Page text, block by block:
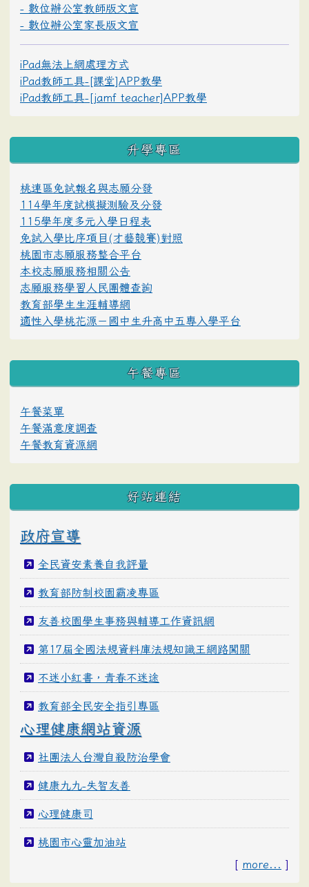
- 數位辦公室教師版文宣
- 數位辦公室家長版文宣
iPad無法上網處理方式
iPad教師工具-[課堂]APP教學
iPad教師工具-[jamf teacher]APP教學
升學專區
桃連區免試報名與志願分發
114學年度試模擬測驗及分發
115學年度多元入學日程表
免試入學比序項目(才藝競賽)對照
桃園市志願服務整合平台
本校志願服務相關公告
志願服務學習人民團體查詢
教育部學生生涯輔導網
適性入學桃花源－國中生升高中五專入學平台
午餐專區
午餐菜單
午餐滿意度調查
午餐教育資源網
好站連結
政府宣導
全民資安素養自我評量
教育部防制校園霸凌專區
友善校園學生事務與輔導工作資訊網
第17屆全國法規資料庫法規知識王網路闖關
不迷小紅書，青春不迷途
教育部全民安全指引專區
心理健康網站資源
社團法人台灣自殺防治學會
健康九九-失智友善
心理健康司
桃園市心靈加油站
[ more... ]